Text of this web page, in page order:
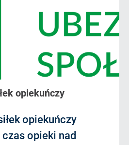
opiekuńczy
opiekuńczy
czas opieki nad